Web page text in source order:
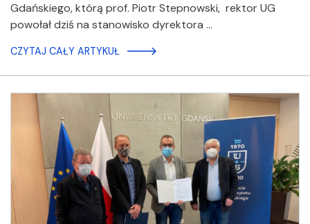
Gdańskiego, którą prof. Piotr Stepnowski, rektor UG
powołał dziś na stanowisko dyrektora …
CZYTAJ CAŁY ARTYKUŁ